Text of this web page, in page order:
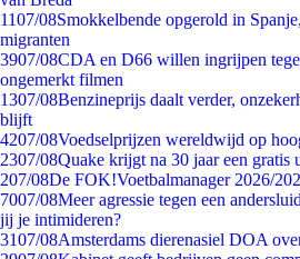
1107/08Smokkelbende opgerold in
migranten
3907/08CDA en D66 willen ingrijpen
ongemerkt filmen
1307/08Benzineprijs daalt verder,
blijft
4207/08Voedselprijzen wereldwijd op
2307/08Quake krijgt na 30 jaar een gratis
207/08De FOK!Voetbalmanager 2026/
7007/08Meer agressie tegen een
jij je intimideren?
3107/08Amsterdams dierenasiel DOA